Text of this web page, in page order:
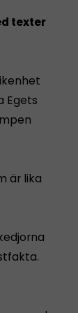
texter
Egets
är lika